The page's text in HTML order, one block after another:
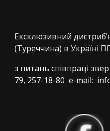
Ексклюзивний
(Туреччина) в Україні
з питань співпраці
79, 257-18-80 e-mail: